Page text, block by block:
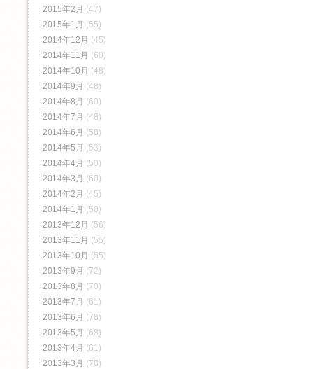
2015年2月 (47)
2015年1月 (55)
2014年12月 (45)
2014年11月 (60)
2014年10月 (48)
2014年9月 (48)
2014年8月 (60)
2014年7月 (48)
2014年6月 (58)
2014年5月 (53)
2014年4月 (50)
2014年3月 (60)
2014年2月 (45)
2014年1月 (50)
2013年12月 (56)
2013年11月 (55)
2013年10月 (55)
2013年9月 (72)
2013年8月 (70)
2013年7月 (61)
2013年6月 (78)
2013年5月 (68)
2013年4月 (61)
2013年3月 (78)